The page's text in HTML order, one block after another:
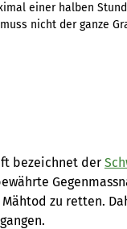
einer halben
nicht der ganze
bezeichnet der
zu retten.